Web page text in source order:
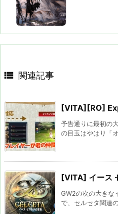
 関連記事
[VITA][RO]
予告通りに最初の
の目玉はやはり「
[VITA] イース
GW2の次の大きな
で、セルセタ関連